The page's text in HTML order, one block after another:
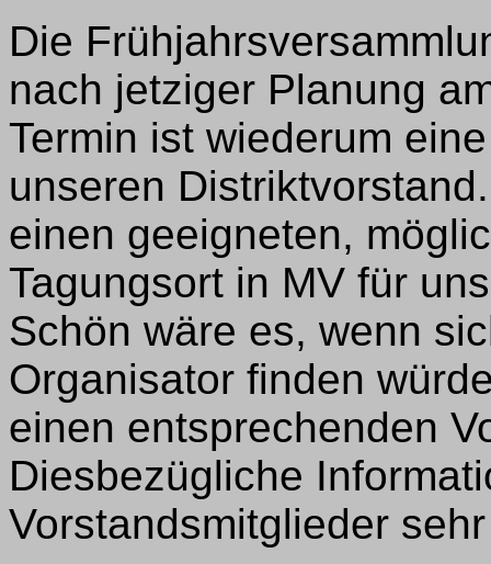
Die
nach jetziger Planung
Termin ist wiederum
unseren
einen geeigneten,
Tagungsort in MV für
Schön wäre es, wenn
Organisator finden
einen entsprechenden
Diesbezügliche
Vorstandsmitglieder